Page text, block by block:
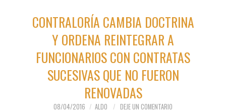
CONTRALORÍA CAMBIA DOCTRINA
Y ORDENA REINTEGRAR A
FUNCIONARIOS CON CONTRATAS
SUCESIVAS QUE NO FUERON
RENOVADAS
08/04/2016 ALDO DEJE UN COMENTARIO